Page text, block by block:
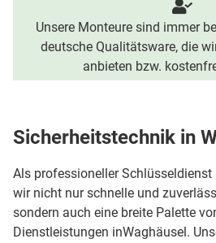
Unsere Monteure sind immer
deutsche Qualitätsware, die
anbieten bzw.
Sicherheitstechnik in
Als professioneller Schlüsseldienst
wir nicht nur schnelle und
sondern auch eine breite Palette
Dienstleistungen inWaghäusel.